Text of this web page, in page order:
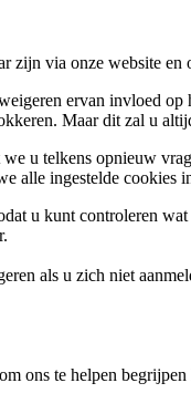
zijn via onze website en
ervan invloed
Maar dit zal u
u telkens opnieuw
alle ingestelde cookies
u kunt controleren
als u zich niet
ons te helpen